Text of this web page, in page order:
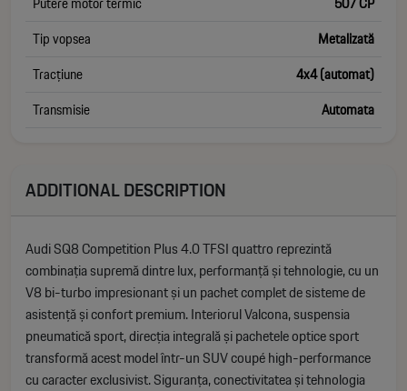
Tip vopsea
Metalizată
Tracțiune
4x4 (automat)
Transmisie
Automata
ADDITIONAL DESCRIPTION
Audi SQ8 Competition Plus 4.0 TFSI quattro reprezintă
combinația supremă dintre lux, performanță și tehnologie, cu un
V8 bi-turbo impresionant și un pachet complet de sisteme de
asistență și confort premium. Interiorul Valcona, suspensia
pneumatică sport, direcția integrală și pachetele optice sport
transformă acest model într-un SUV coupé high-performance
cu caracter exclusivist. Siguranța, conectivitatea și tehnologia